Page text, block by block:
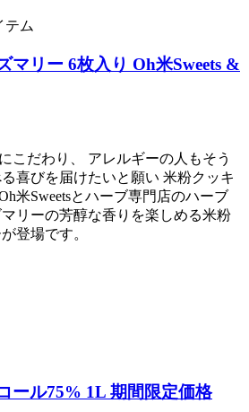
テム
マリー 6枚入り Oh米Sweets &
こだわり、 アレルギーの人もそう
喜びを届けたいと願い 米粉クッキ
米Sweetsとハーブ専門店のハーブ
リーの芳醇な香りを楽しめる米粉
登場です。
ール75% 1L 期間限定価格